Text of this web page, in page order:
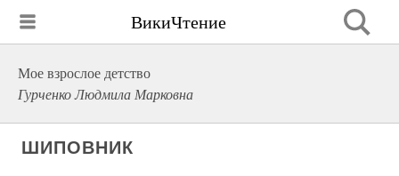
ВикиЧтение
Мое взрослое детство
Гурченко Людмила Марковна
ШИПОВНИК